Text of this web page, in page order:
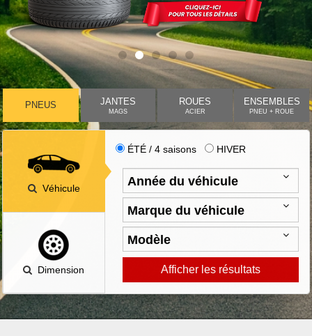
PNEUS JANTES
MAGS
ROUES
ACIER
ENSEMBLES
PNEU + ROUE
Véhicule
Dimension
ÉTÉ / 4 saisons HIVER
Afficher les résultats